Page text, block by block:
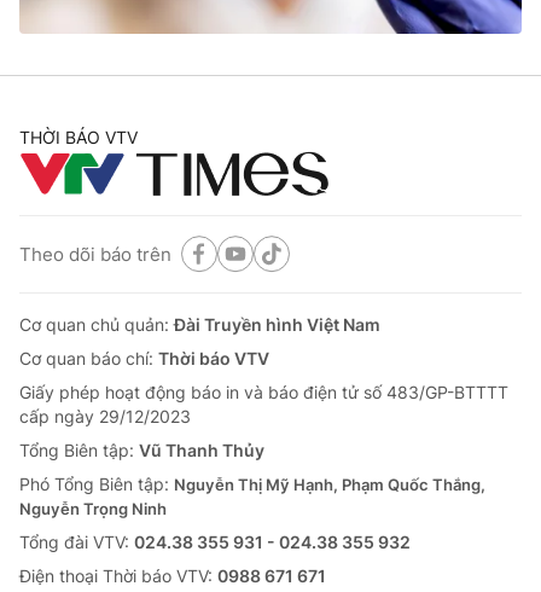
THỜI BÁO VTV
Theo dõi báo trên
Cơ quan chủ quản:Đài Truyền hình Việt Nam
Cơ quan báo chí: Thời báo VTV
Giấy phép hoạt động báo in và báo điện tử số 483/GP-BTTTT
cấp ngày 29/12/2023
Tổng Biên tập: Vũ Thanh Thủy
Phó Tổng Biên tập: Nguyễn Thị Mỹ Hạnh, Phạm Quốc Thắng,
Nguyễn Trọng Ninh
Tổng đài VTV: 024.38 355 931 - 024.38 355 932
Ðiện thoại Thời báo VTV: 0988 671 671